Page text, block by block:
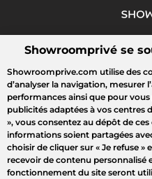
Que recherchez-vous ?
Toutes les ventes Sport
Showroomprivé se
Showroomprive.com utilise des
d’analyser la navigation, mesurer
performances ainsi que pour
publicités adaptées à vos centres
», vous consentez au dépôt de
informations soient partagées
choisir de cliquer sur « Je refuse »
recevoir de contenu personnalisé
fonctionnement du site seront